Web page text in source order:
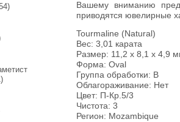
Вашему вниманию предлагается рубеллит турмалин! Ниже
приводятся ювелирные
Tourmaline (Natural)
Вес: 3,01 карата
Размер: 11,2 х 8,1 х 4,9
Форма: Oval
Группа обработки: В
Облагораживание: Нет
Цвет: П-Кр.5/3
Чистота: 3
Регион: Mozambique